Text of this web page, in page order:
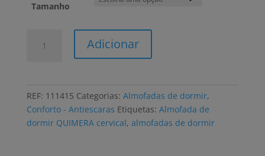
Tamanho
ORTHOS
QUIMERA
anatómica,
Adicionar
REF: 111415 Categorias: Almofadas de dormir,
Conforto - Antiescaras Etiquetas: Almofada de
dormir QUIMERA cervical, almofadas de dormir